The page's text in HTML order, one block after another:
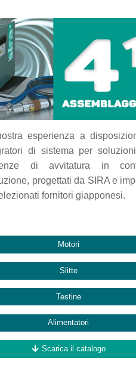
esperienza a
di sistema per
di avvitatura in
progettati da SIRA e
fornitori giapponesi.
Motori
Slitte
Testine
Alimentatori
Scarica il catalogo